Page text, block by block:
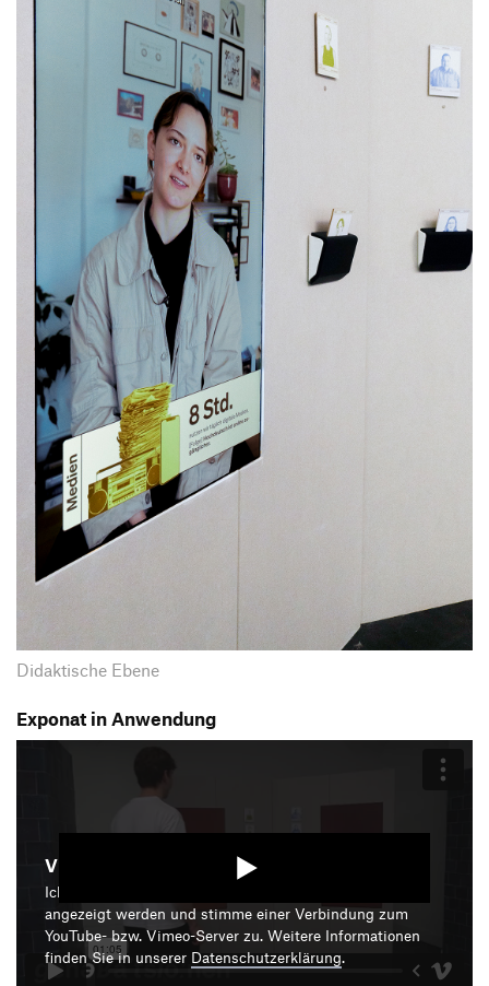
Didaktische Ebene
Exponat in Anwendung
Video starten
Ich bin damit einverstanden, dass mir die Medieninhalte
angezeigt werden und stimme einer Verbindung zum
YouTube- bzw. Vimeo-Server zu. Weitere Informationen
finden Sie in unserer Datenschutzerklärung.